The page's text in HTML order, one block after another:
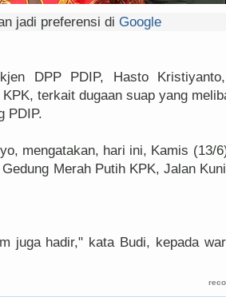
jadi preferensi di Google
DPP PDIP, Hasto
terkait dugaan suap yang
PDIP.
mengatakan, hari ini, Kamis (13/
Merah Putih KPK, Jalan
juga hadir," kata Budi, kepada